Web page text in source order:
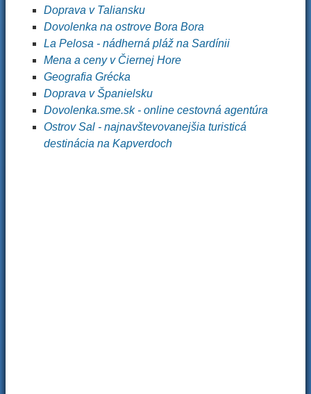
Doprava v Taliansku
Dovolenka na ostrove Bora Bora
La Pelosa - nádherná pláž na Sardínii
Mena a ceny v Čiernej Hore
Geografia Grécka
Doprava v Španielsku
Dovolenka.sme.sk - online cestovná agentúra
Ostrov Sal - najnavštevovanejšia turisticá
destinácia na Kapverdoch